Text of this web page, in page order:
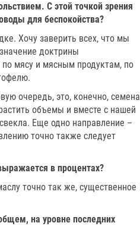
С этой точкой зрения
для беспокойства?
Хочу заверить всех, что мы
доктрины
по мясу и мясным продуктам, по
очередь, это, конечно,
объемы и вместе с нашей
Еще одно направление –
точно также следует
в процентах?
точно так же, существенное
на уровне последних